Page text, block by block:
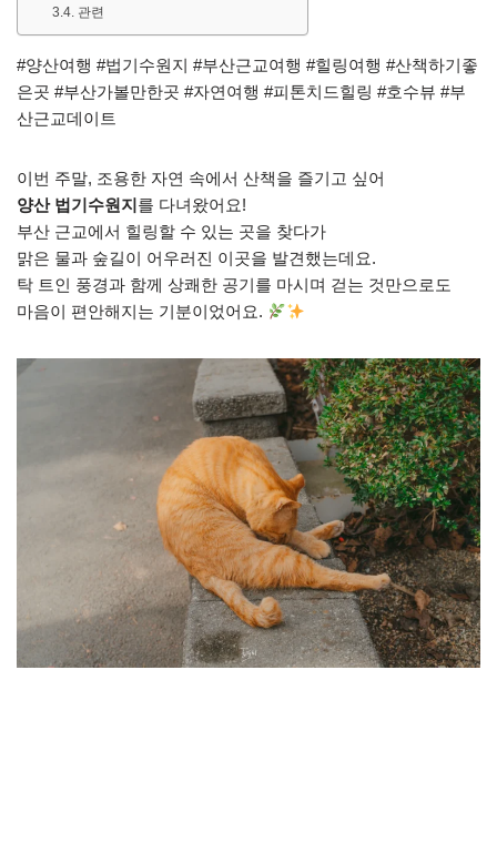
관련
#양산여행 #법기수원지 #부산근교여행 #힐링여행 #산책하기좋
은곳 #부산가볼만한곳 #자연여행 #피톤치드힐링 #호수뷰 #부
산근교데이트
이번 주말, 조용한 자연 속에서 산책을 즐기고 싶어
양산 법기수원지를 다녀왔어요!
부산 근교에서 힐링할 수 있는 곳을 찾다가
맑은 물과 숲길이 어우러진 이곳을 발견했는데요.
탁 트인 풍경과 함께 상쾌한 공기를 마시며 걷는 것만으로도
마음이 편안해지는 기분이었어요.